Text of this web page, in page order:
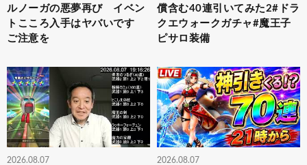
ルノーガの悪夢再び イベン
トこころ入手はヤバいです
ご注意を
償含む40連引いてみた2#ドラ
クエウォークガチャ#魔王子
ピサロ装備
2026.08.07 2026.08.07